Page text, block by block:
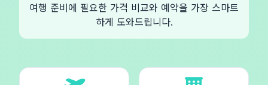
여행 준비에 필요한 가격 비교와 예약을 가장 스마트
하게 도와드립니다.